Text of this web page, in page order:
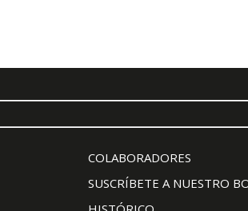
COLABORADORES
SUSCRÍBETE A NUESTRO